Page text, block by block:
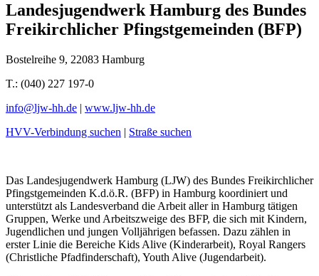
Landesjugendwerk Hamburg des Bundes
Freikirchlicher Pfingstgemeinden (BFP)
Bostelreihe 9, 22083 Hamburg
T.: (040) 227 197-0
info@ljw-hh.de | www.ljw-hh.de
HVV-Verbindung suchen | Straße suchen
Das Landesjugendwerk Hamburg (LJW) des Bundes Freikirchlicher
Pfingstgemeinden K.d.ö.R. (BFP) in Hamburg koordiniert und
unterstützt als Landesverband die Arbeit aller in Hamburg tätigen
Gruppen, Werke und Arbeitszweige des BFP, die sich mit Kindern,
Jugendlichen und jungen Volljährigen befassen. Dazu zählen in
erster Linie die Bereiche Kids Alive (Kinderarbeit), Royal Rangers
(Christliche Pfadfinderschaft), Youth Alive (Jugendarbeit).